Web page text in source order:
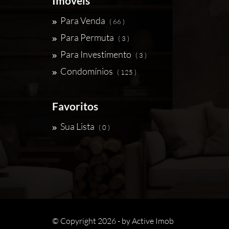
Para Venda ( 66 )
Para Permuta ( 3 )
Para Investimento ( 3 )
Condomínios ( 125 )
Favoritos
Sua Lista ( 0 )
© Copyright 2026 - byActive Imob